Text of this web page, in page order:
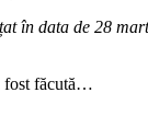
în data de 28
fost făcută…